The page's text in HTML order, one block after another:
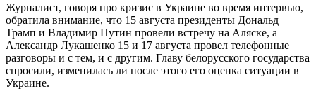
Журналист, говоря про кризис в Украине во время интервью,
обратила внимание, что 15 августа президенты Дональд
Трамп и Владимир Путин провели встречу на Аляске, а
Александр Лукашенко 15 и 17 августа провел телефонные
разговоры и с тем, и с другим. Главу белорусского государства
спросили, изменилась ли после этого его оценка ситуации в
Украине.